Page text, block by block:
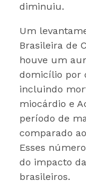
diminuiu.
Um
Brasileira de
houve um
domicílio por
incluindo
miocárdio e
período de
comparado
Esses
do impacto
brasileiros.